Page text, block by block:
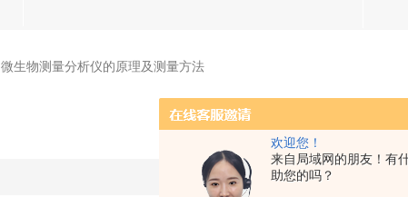
欢迎您！
来自局域网的朋友！有
助您的吗？
微生物测量分析仪的原理及测量方法
微生物测量分析仪的原理
更新时间：2023-10-25 点击